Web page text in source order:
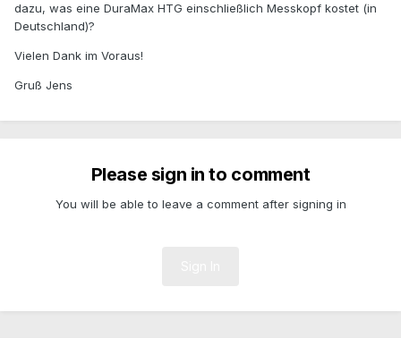
dazu, was eine DuraMax HTG einschließlich Messkopf kostet (in
Deutschland)?
Vielen Dank im Voraus!
Gruß Jens
Please sign in to comment
You will be able to leave a comment after signing in